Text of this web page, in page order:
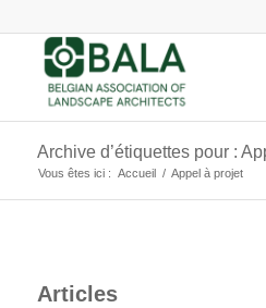
Archive d’étiquettes pour :
Vous êtes ici : Accueil / Appel à projet
Articles